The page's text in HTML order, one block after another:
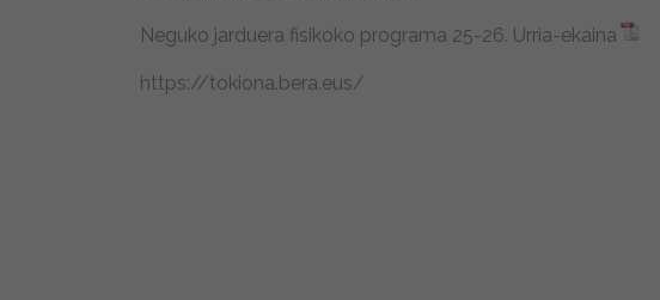
Neguko jarduera fisikoko programa 25-26. Urria-ekaina
https://tokiona.bera.eus/